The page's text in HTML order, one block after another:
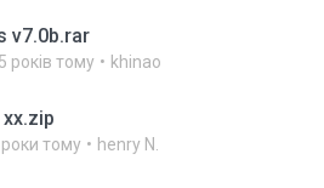
v7.0b.rar
років тому khinao
тому henry N.